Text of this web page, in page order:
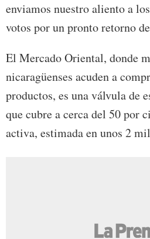
enviamos nuestro aliento a
votos por un pronto retorno
El Mercado Oriental, donde
nicaragüenses acuden a
productos, es una válvula de
que cubre a cerca del 50 por
activa, estimada en unos 2